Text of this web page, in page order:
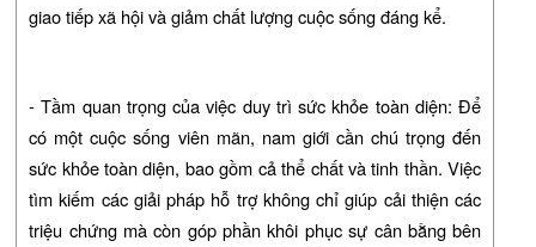
giao tiếp xã hội và giảm chất lượng cuộc sống đáng kể.
- Tầm quan trọng của việc duy trì sức khỏe toàn diện: Để
có một cuộc sống viên mãn, nam giới cần chú trọng đến
sức khỏe toàn diện, bao gồm cả thể chất và tinh thần. Việc
tìm kiếm các giải pháp hỗ trợ không chỉ giúp cải thiện các
triệu chứng mà còn góp phần khôi phục sự cân bằng bên